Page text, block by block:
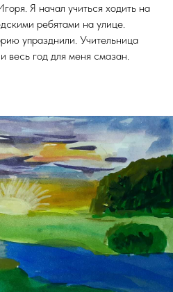
Я начал учиться ходить на
ребятами на улице.
упразднили. Учительница
весь год для меня смазан.